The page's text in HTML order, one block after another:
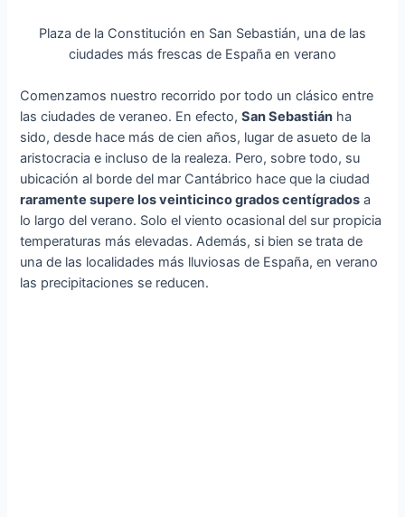
Plaza de la Constitución en San Sebastián, una de las
ciudades más frescas de España en verano
Comenzamos nuestro recorrido por todo un clásico entre
las ciudades de veraneo. En efecto,San Sebastián ha
sido, desde hace más de cien años, lugar de asueto de la
aristocracia e incluso de la realeza. Pero, sobre todo, su
ubicación al borde del mar Cantábrico hace que la ciudad
raramente supere los veinticinco grados centígrados a
lo largo del verano. Solo el viento ocasional del sur propicia
temperaturas más elevadas. Además, si bien se trata de
una de las localidades más lluviosas de España, en verano
las precipitaciones se reducen.